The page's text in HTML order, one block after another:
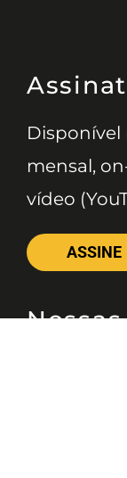
Disponível
mensal,
vídeo
ASSINE